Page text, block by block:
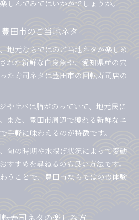
しんでみてはいかがでしょうか。
田市のご当地ネタ
地元ならではのご当地ネタが楽しめ
れた新鮮な白身魚や、愛知県産の穴
た寿司ネタは豊田市の回転寿司店の
やサバは脂がのっていて、地元民に
また、豊田市周辺で獲れる新鮮なエ
手軽に味わえるのが特徴です。
旬の時期や水揚げ状況によって変動
すすめを尋ねるのも良い方法です。
うことで、豊田市ならではの食体験